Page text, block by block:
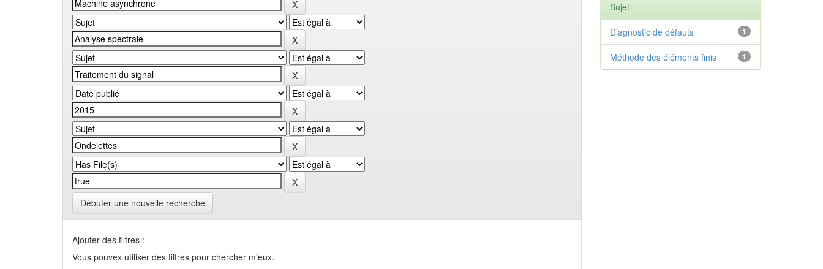
Débuter une nouvelle recherche
Ajouter des filtres :
Vous pouvex utiliser des filtres pour chercher mieux.
Sujet
1
Diagnostic de défauts
1
Méthode des éléments finis